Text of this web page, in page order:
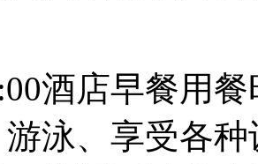
酒店早餐用
游泳、享受各